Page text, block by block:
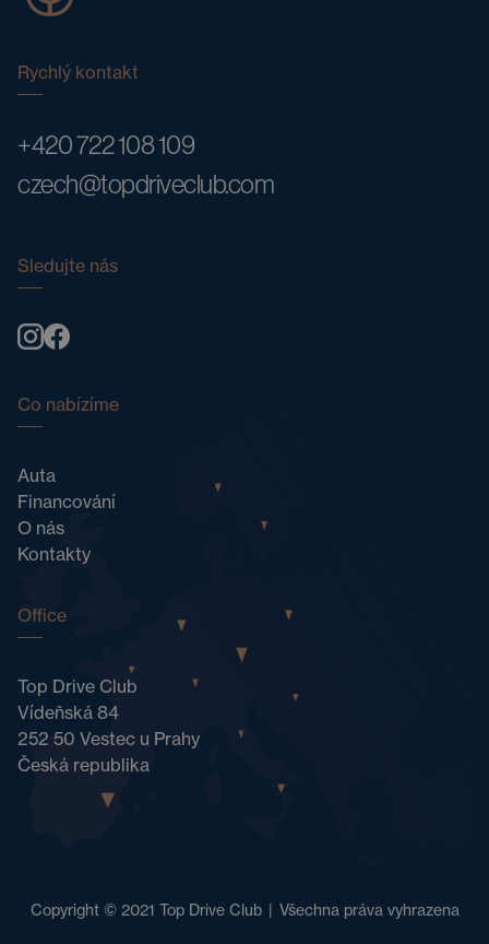
Rychlý kontakt
+420 722 108 109
czech@topdriveclub.com
Sledujte nás
Co nabízíme
Auta
Financování
O nás
Kontakty
Office
Top Drive Club
Vídeňská 84
252 50 Vestec u Prahy
Česká republika
Copyright © 2021 Top Drive Club| Všechna práva vyhrazena